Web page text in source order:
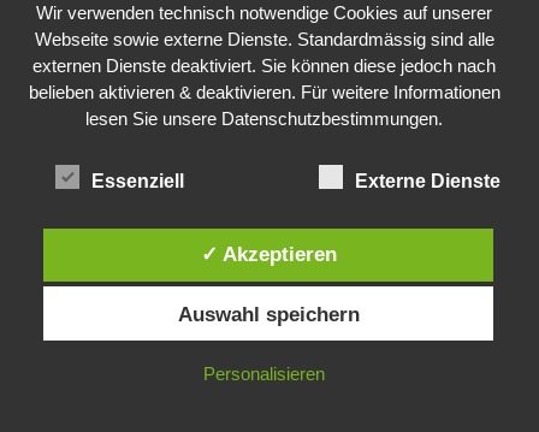
FR, 13.11.26
KONZERT
Brass Band Posaunenchor Wädenswil
20.00 Uhr, ref. Kirche Oberrieden
SO, 15.11.2026
KONZERTBRASS BAND POSAUNENCHOR
17.00 Uhr, ref. Kirche Wädenswil
FILM MIT KAFFEE UND KUCHEN
Film: Hallo Betty, die Geschichte einer Frau, die ihrer
Wir verwenden technisch notwendige Cookies auf unserer
Webseite sowie externe Dienste. Standardmässig sind alle
externen Dienste deaktiviert. Sie können diese jedoch nach
belieben aktivieren & deaktivieren. Für weitere Informationen
lesen Sie unsere Datenschutzbestimmungen.
Essenziell Externe Dienste
✓ Akzeptieren
Auswahl speichern
Personalisieren